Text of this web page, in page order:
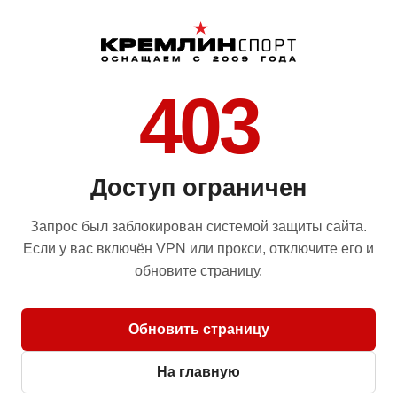
403
Доступ ограничен
Запрос был заблокирован системой защиты сайта.
Если у вас включён VPN или прокси, отключите его и
обновите страницу.
Обновить страницу
На главную